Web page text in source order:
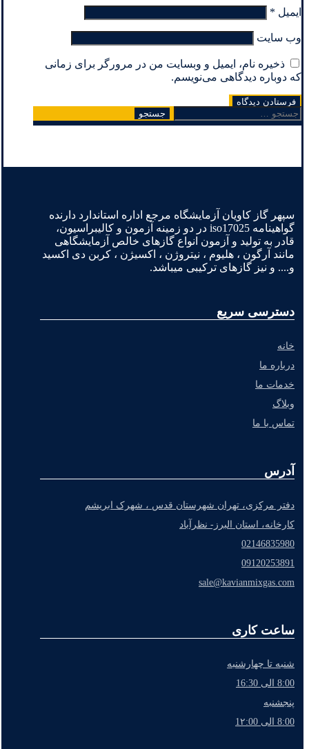
ایمیل *
وب‌ سایت
ذخیره نام، ایمیل و وبسایت من در مرورگر برای زمانی
که دوباره دیدگاهی می‌نویسم.
جستجو
برای:
سپهر گاز کاویان آزمایشگاه مرجع اداره استاندارد دارنده
گواهینامه iso17025 در دو زمینه آزمون و کالیبراسیون،
قادر به تولید و آزمون انواع گازهای خالص آزمایشگاهی
مانند آرگون ، هلیوم ، نیتروژن ، اکسیژن ، کربن دی اکسید
و.... و نیز گازهای ترکیبی میباشد.
دسترسی سریع
خانه
درباره ما
خدمات ما
وبلاگ
تماس با ما
آدرس
دفتر مرکزی، تهران شهرستان قدس ، شهرک ابریشم
کارخانه، استان البرز- نظرآباد
02146835980
09120253891
sale@kavianmixgas.com
ساعت کاری
شنبه تا چهارشنبه
8:00 الی 16:30
پنجشنبه
8:00 الی 1۲:00